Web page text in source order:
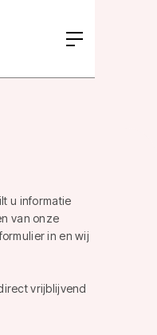
u informatie
van onze
in en wij
vrijblijvend